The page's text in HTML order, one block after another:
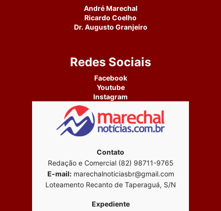
André Marechal
Ricardo Coelho
Dr. Augusto Granjeiro
Redes Sociais
Facebook
Youtube
Instagram
Contato
Redação e Comercial (82) 98711-9765
E-mail:marechalnoticiasbr@gmail.com
Loteamento Recanto de Taperaguá, S/N
Expediente